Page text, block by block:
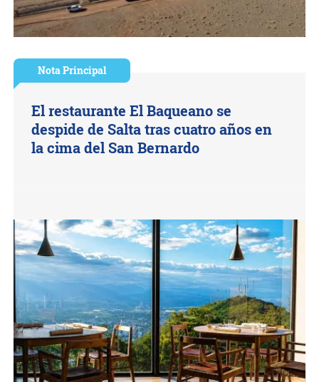
Nota Principal
El restaurante El Baqueano se
despide de Salta tras cuatro años en
la cima del San Bernardo